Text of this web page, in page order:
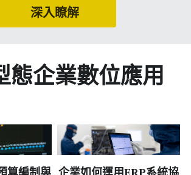
深入瞭解
態企業數位應用
算編制與 企業如何運用ERP系統協